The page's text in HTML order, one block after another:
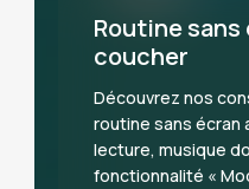
Routine
coucher
Découvrez nos
routine sans écran
lecture, musique
fonctionnalité «